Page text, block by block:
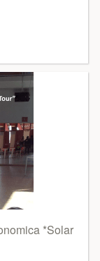
*Solar